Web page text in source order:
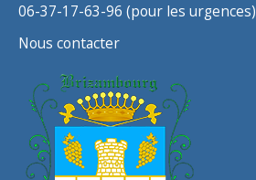
06-37-17-63-96 (pour les urgences)
Nous contacter